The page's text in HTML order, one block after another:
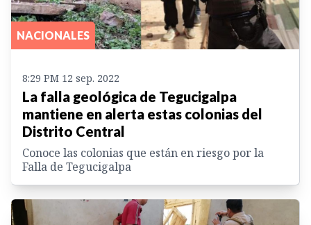
NACIONALES
8:29 PM 12 sep. 2022
La falla geológica de Tegucigalpa
mantiene en alerta estas colonias del
Distrito Central
Conoce las colonias que están en riesgo por la
Falla de Tegucigalpa